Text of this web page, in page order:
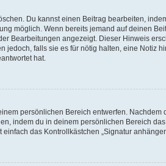
Du kannst einen Beitrag bearbeiten,
möglich. Wenn bereits jemand auf deinen
Bearbeitungen angezeigt. Dieser Hinweis
falls sie es für nötig halten, eine Notiz
hat.
persönlichen Bereich entwerfen.
indem du in deinem persönlichen Bereich
das Kontrollkästchen „Signatur